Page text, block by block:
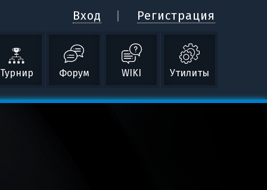
Вход Регистрация
Турнир Форум WIKI Утилиты